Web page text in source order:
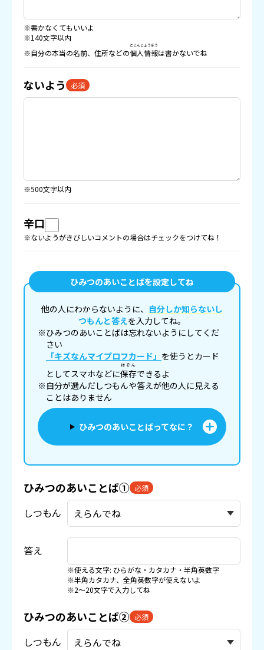
※書かなくてもいいよ
※140文字以内
※自分の本当の名前、住所などの個人情報
こじんじょうほう
は書かないでね
ないよう 必須
※500文字以内
辛口
※ないようがきびしいコメントの場合はチェックをつけてね！
ひみつのあいことばを設定してね
他の人にわからないように、 自分しか知らないし
つもんと答えを入力してね。
※ひみつのあいことばは忘れないようにしてくだ
さい
「キズなんマイプロフカード」 を使うとカード
としてスマホなどに保存
ほぞん
できるよ
※自分が選んだしつもんや答えが他の人に見える
ことはありません
ひみつのあいことばってなに？
ひみつのあいことば① 必須
しつもん
答え
※使える文字: ひらがな・カタカナ・半角英数字
※半角カタカナ、全角英数字が使えないよ
※2〜20文字で入力してね
ひみつのあいことば② 必須
しつもん